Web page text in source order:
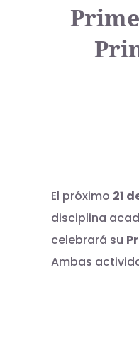
El próximo 21
disciplina
celebrará su
Ambas